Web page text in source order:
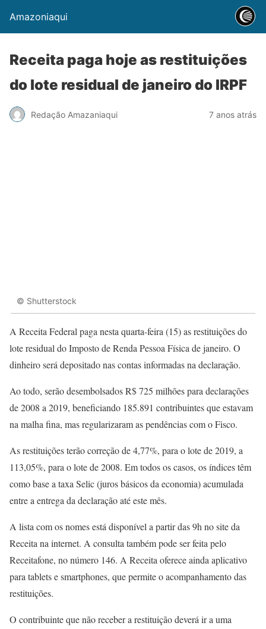
Amazoniaqui
Receita paga hoje as restituições
do lote residual de janeiro do IRPF
Redação Amazaniaqui 7 anos atrás
© Shutterstock
A Receita Federal paga nesta quarta-feira (15) as restituições do
lote residual do Imposto de Renda Pessoa Física de janeiro. O
dinheiro será depositado nas contas informadas na declaração.
Ao todo, serão desembolsados R$ 725 milhões para declarações
de 2008 a 2019, beneficiando 185.891 contribuintes que estavam
na malha fina, mas regularizaram as pendências com o Fisco.
As restituições terão correção de 4,77%, para o lote de 2019, a
113,05%, para o lote de 2008. Em todos os casos, os índices têm
como base a taxa Selic (juros básicos da economia) acumulada
entre a entrega da declaração até este mês.
A lista com os nomes está disponível a partir das 9h no site da
Receita na internet. A consulta também pode ser feita pelo
Receitafone, no número 146. A Receita oferece ainda aplicativo
para tablets e smartphones, que permite o acompanhamento das
restituições.
O contribuinte que não receber a restituição deverá ir a uma